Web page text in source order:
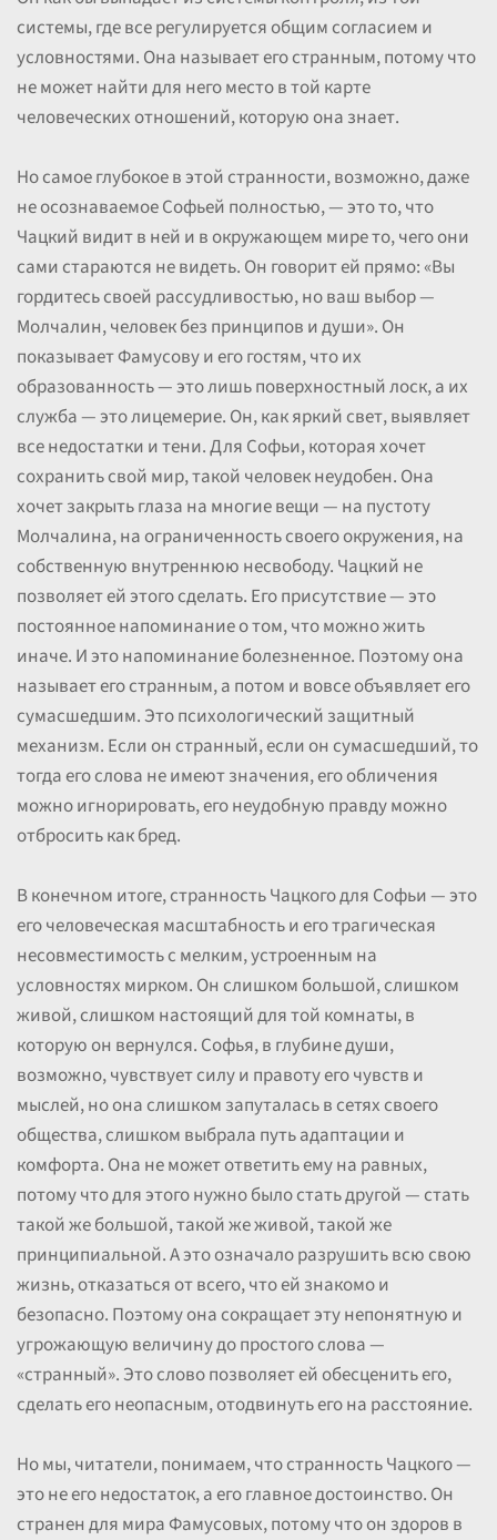
системы, где все регулируется общим согласием и
условностями. Она называет его странным, потому что
не может найти для него место в той карте
человеческих отношений, которую она знает.
Но самое глубокое в этой странности, возможно, даже
не осознаваемое Софьей полностью, — это то, что
Чацкий видит в ней и в окружающем мире то, чего они
сами стараются не видеть. Он говорит ей прямо: «Вы
гордитесь своей рассудливостью, но ваш выбор —
Молчалин, человек без принципов и души». Он
показывает Фамусову и его гостям, что их
образованность — это лишь поверхностный лоск, а их
служба — это лицемерие. Он, как яркий свет, выявляет
все недостатки и тени. Для Софьи, которая хочет
сохранить свой мир, такой человек неудобен. Она
хочет закрыть глаза на многие вещи — на пустоту
Молчалина, на ограниченность своего окружения, на
собственную внутреннюю несвободу. Чацкий не
позволяет ей этого сделать. Его присутствие — это
постоянное напоминание о том, что можно жить
иначе. И это напоминание болезненное. Поэтому она
называет его странным, а потом и вовсе объявляет его
сумасшедшим. Это психологический защитный
механизм. Если он странный, если он сумасшедший, то
тогда его слова не имеют значения, его обличения
можно игнорировать, его неудобную правду можно
отбросить как бред.
В конечном итоге, странность Чацкого для Софьи — это
его человеческая масштабность и его трагическая
несовместимость с мелким, устроенным на
условностях мирком. Он слишком большой, слишком
живой, слишком настоящий для той комнаты, в
которую он вернулся. Софья, в глубине души,
возможно, чувствует силу и правоту его чувств и
мыслей, но она слишком запуталась в сетях своего
общества, слишком выбрала путь адаптации и
комфорта. Она не может ответить ему на равных,
потому что для этого нужно было стать другой — стать
такой же большой, такой же живой, такой же
принципиальной. А это означало разрушить всю свою
жизнь, отказаться от всего, что ей знакомо и
безопасно. Поэтому она сокращает эту непонятную и
угрожающую величину до простого слова —
«странный». Это слово позволяет ей обесценить его,
сделать его неопасным, отодвинуть его на расстояние.
Но мы, читатели, понимаем, что странность Чацкого —
это не его недостаток, а его главное достоинство. Он
странен для мира Фамусовых, потому что он здоров в